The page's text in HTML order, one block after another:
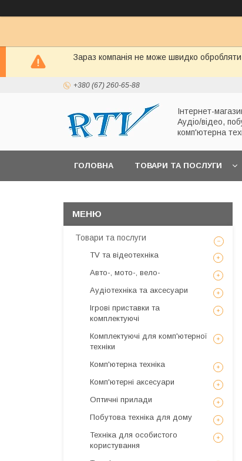
Зараз компанія не може швидко
+380 (67) 260-65-88
Інтернет-
Аудіо/відео,
комп'ютерна
ГОЛОВНА ТОВАРИ ТА ПОСЛУГИ
Товари та послуги
TV та відеотехніка
Авто-, мото-, вело-
Аудіотехніка та аксесуари
Ігрові приставки та
комплектуючі
Комплектуючі для комп'ютерної
техніки
Комп'ютерна техніка
Комп'ютерні аксесуари
Оптичні прилади
Побутова техніка для дому
Техніка для особистого
користування